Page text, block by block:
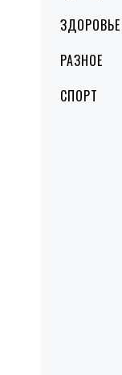
ЗДОРОВЬЕ
РАЗНОЕ
СПОРТ